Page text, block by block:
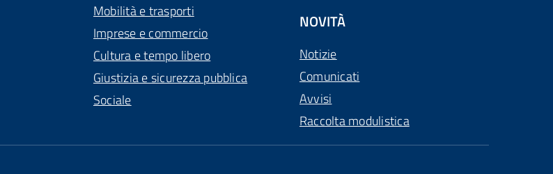
Mobilità e trasporti
Imprese e commercio
Cultura e tempo libero
Giustizia e sicurezza pubblica
Sociale
NOVITÀ
Notizie
Comunicati
Avvisi
Raccolta modulistica